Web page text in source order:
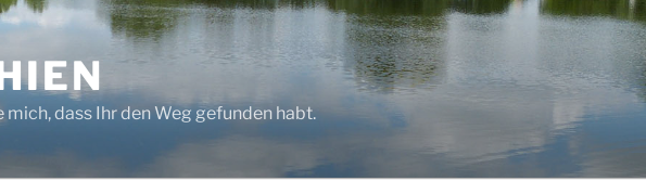
dass Ihr den Weg gefunden habt.